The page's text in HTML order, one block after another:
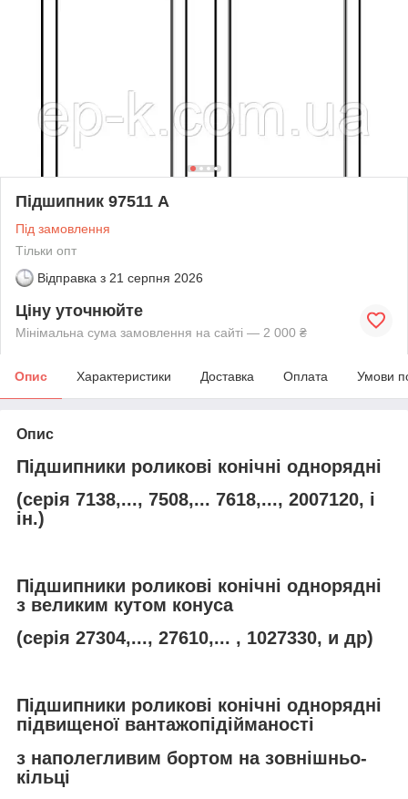
Підшипник 97511 А
Під замовлення
Тільки опт
Відправка з 21 серпня 2026
Ціну уточнюйте
Мінімальна сума замовлення на сайті — 2 000 ₴
Опис Характеристики Доставка Оплата Умови
Опис
Підшипники роликові конічні однорядні
(серія 7138,..., 7508,... 7618,..., 2007120, і
ін.)
Підшипники роликові конічні однорядні
з великим кутом конуса
(серія 27304,..., 27610,... , 1027330, и др)
Підшипники роликові конічні однорядні
підвищеної вантажопідійманості
з наполегливим бортом на зовнішньо-
кільці